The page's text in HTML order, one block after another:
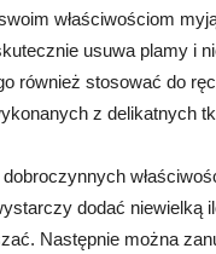
właściwościom
usuwa plamy i
również stosować do
z delikatnych
dodać niewielką
Następnie można